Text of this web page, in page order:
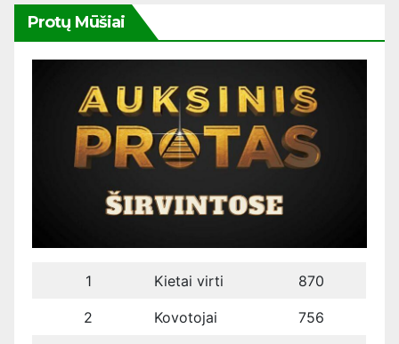
Protų Mūšiai
1 Kietai virti 870
2 Kovotojai 756